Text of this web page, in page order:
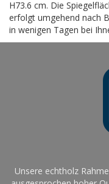
H73.6 cm. Die
erfolgt umgehend nach
in wenigen Tagen bei
Unsere echtholz